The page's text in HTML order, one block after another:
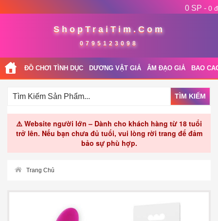
0 SP - 0 đ
ShopTraiTim.Com
0795123098
ĐỒ CHƠI TÌNH DỤC DƯƠNG VẬT GIẢ ÂM ĐẠO GIẢ BAO
TÌM KIẾM
⚠️ Website người lớn – Dành cho khách hàng từ 18 tuổi
trở lên. Nếu bạn chưa đủ tuổi, vui lòng rời trang để đảm
bảo sự phù hợp.
Trang Chủ